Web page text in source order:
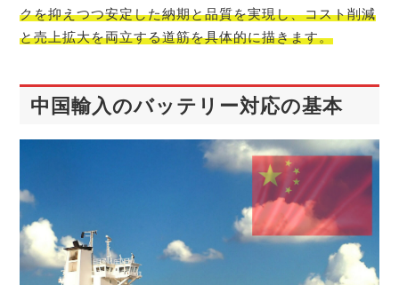
クを抑えつつ安定した納期と品質を実現し、コスト削減
と売上拡大を両立する道筋を具体的に描きます。
中国輸入のバッテリー対応の基本